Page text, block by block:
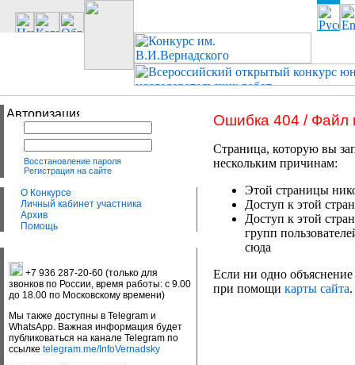
Восстановление пароля
Регистрация на сайте
О Конкурсе
Личный кабинет участника
Архив
Помощь
+7 936 287-20-60 (только для
звонков по России, время работы: с 9.00
до 18.00 по Московскому времени)
Мы также доступны в Telegram и
WhatsApp. Важная информация будет
публиковаться на канале Telegram по
ссылке telegram.me/InfoVernadsky
Ошибка 404 / Файл
Страница, которую вы
нескольким причинам:
Этой страницы
Доступ к этой
Доступ к этой
групп
сюда
Если ни одно объяснение
при помощи карты сайта.